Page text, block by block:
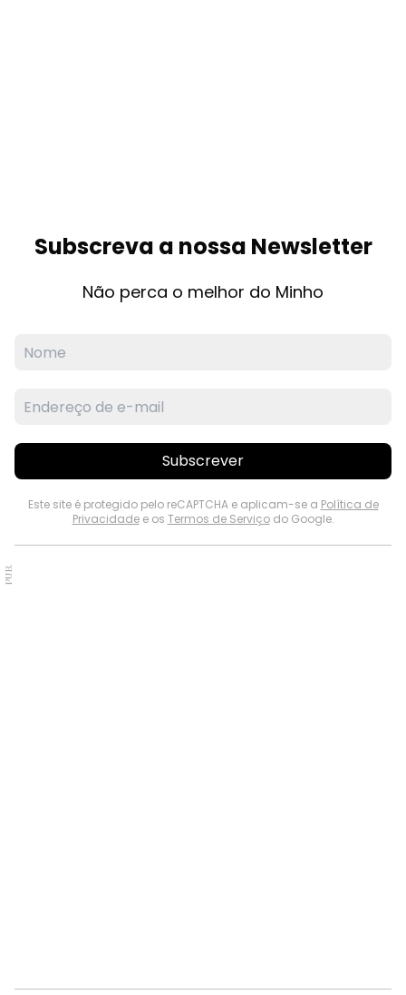
Subscreva a nossa Newsletter
Não perca o melhor do Minho
Subscrever
Este site é protegido pelo reCAPTCHA e aplicam-se a Política de
Privacidadee os Termos de Serviçodo Google.
PUB.